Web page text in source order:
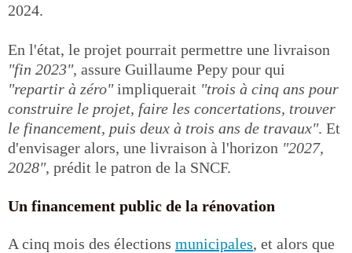
2024.
En l'état, le projet pourrait permettre une livraison
"fin 2023", assure Guillaume Pepy pour qui
"repartir à zéro"impliquerait "trois à cinq ans pour
construire le projet, faire les concertations, trouver
le financement, puis deux à trois ans de travaux". Et
d'envisager alors, une livraison à l'horizon "2027,
2028", prédit le patron de la SNCF.
Un financement public de la rénovation
A cinq mois des élections municipales, et alors que